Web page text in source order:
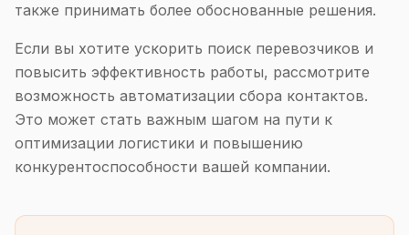
также принимать более обоснованные решения.
Если вы хотите ускорить поиск перевозчиков и
повысить эффективность работы, рассмотрите
возможность автоматизации сбора контактов.
Это может стать важным шагом на пути к
оптимизации логистики и повышению
конкурентоспособности вашей компании.